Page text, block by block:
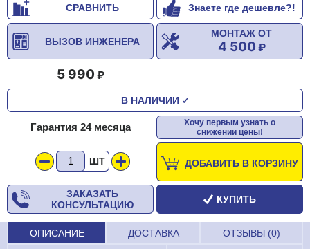
СРАВНИТЬ Знаете где дешевле?!
МОНТАЖ ОТ
4 500
ВЫЗОВ ИНЖЕНЕРА
5 990
В НАЛИЧИИ ✓
Гарантия 24 месяца
Хочу первым узнать о
снижении цены!
ШТ ДОБАВИТЬ В КОРЗИНУ
ЗАКАЗАТЬ
КОНСУЛЬТАЦИЮ
КУПИТЬ
ОПИСАНИЕ ДОСТАВКА ОТЗЫВЫ (0)